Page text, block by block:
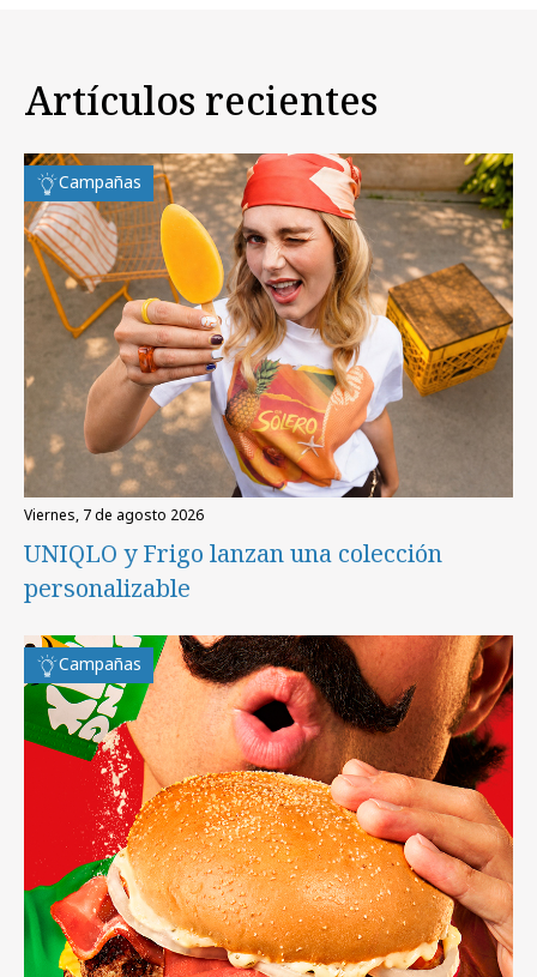
Artículos recientes
Campañas
viernes, 7 de agosto 2026
UNIQLO y Frigo lanzan una colección
personalizable
Campañas